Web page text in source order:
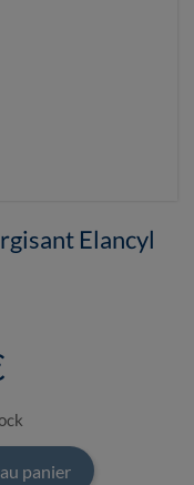
Elancyl
panier